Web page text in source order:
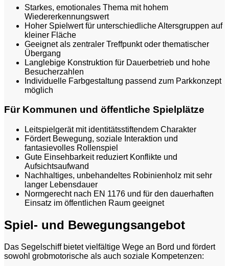
Starkes, emotionales Thema mit hohem
Wiedererkennungswert
Hoher Spielwert für unterschiedliche Altersgruppen auf
kleiner Fläche
Geeignet als zentraler Treffpunkt oder thematischer
Übergang
Langlebige Konstruktion für Dauerbetrieb und hohe
Besucherzahlen
Individuelle Farbgestaltung passend zum Parkkonzept
möglich
Für Kommunen und öffentliche Spielplätze
Leitspielgerät mit identitätsstiftendem Charakter
Fördert Bewegung, soziale Interaktion und
fantasievolles Rollenspiel
Gute Einsehbarkeit reduziert Konflikte und
Aufsichtsaufwand
Nachhaltiges, unbehandeltes Robinienholz mit sehr
langer Lebensdauer
Normgerecht nach EN 1176 und für den dauerhaften
Einsatz im öffentlichen Raum geeignet
Spiel- und Bewegungsangebot
Das Segelschiff bietet vielfältige Wege an Bord und fördert
sowohl grobmotorische als auch soziale Kompetenzen: